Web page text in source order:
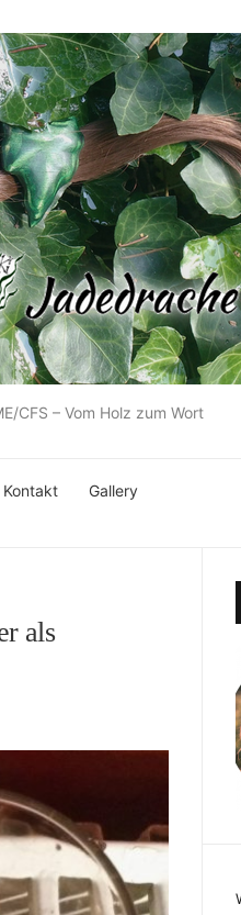
CFS – Vom Holz zum Wort
Kontakt
Gallery
als